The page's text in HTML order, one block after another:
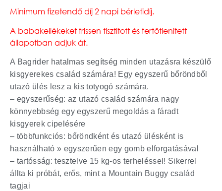
Minimum fizetendő díj 2 napi bérletidíj.
A babakellékeket frissen tisztított és fertőtlenített
állapotban adjuk át.
A Bagrider hatalmas segítség minden utazásra készülő
kisgyerekes család számára! Egy egyszerű bőröndből
utazó ülés lesz a kis totyogó számára.
– egyszerűség: az utazó család számára nagy
könnyebbség egy egyszerű megoldás a fáradt
kisgyerek cipelésére
– többfunkciós: bőröndként és utazó ülésként is
használható » egyszerűen egy gomb elforgatásával
– tartósság: tesztelve 15 kg-os terheléssel! Sikerrel
állta ki próbát, erős, mint a Mountain Buggy család
tagjai